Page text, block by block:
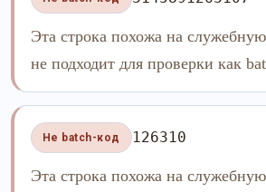
Эта строка похожа на
не подходит для проверки как
Не batch-код 126310
Эта строка похожа на